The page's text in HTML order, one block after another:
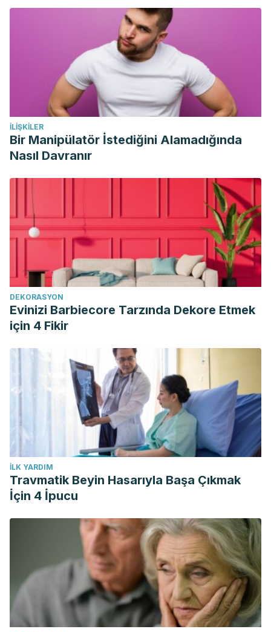
recovery following eccentric exercise-induced muscle
damage. Am J Physiol Regul Integr Comp Physiol. 2007
Jun;292(6):R2168-73.
Ghasemzadeh Rahbardar M, Hosseinzadeh H. Therapeutic
effects of rosemary (
Rosmarinus officinalisL.) and its active
constituents on nervous system disorders. Iran J Basic Med
Sci. 2020 Sep;23(9):1100-1112.
Meamarbashi A, Rajabi A. Preventive effects of 10-day
supplementation with saffron and indomethacin on the
Mehmood MH, Munir S, Khalid UA, Asrar M, Gilani AH.
Antidiarrhoeal, antisecretory and antispasmodic activities of
Matricaria chamomilla are mediated predominantly through
K(+)-channels activation. BMC Complement Altern Med.
2015 Mar 24;15:75.
Park CH, Kwak YS, Seo HK, Kim HY. Assessing the Values
of Blueberries Intake on Exercise Performance, TAS, and
Inflammatory Factors. Iran J Public Health. 2018
Poma A, Fontecchio G, Carlucci G, Chichiriccò G. Anti-
inflammatory properties of drugs from saffron crocus.
Antiinflamm Antiallergy Agents Med Chem. 2012;11(1):37-51.
Su QS, Tian Y, Zhang JG, Zhang H. Effects of allicin
supplementation on plasma markers of exercise-induced
muscle damage, IL-6 and antioxidant capacity. Eur J Appl
Physiol. 2008 Jun;103(3):275-83.
Trombold JR, Reinfeld AS, Casler JR, Coyle EF. The effect
of pomegranate juice supplementation on strength and
soreness after eccentric exercise. J Strength Cond Res.
2011 Jul;25(7):1782-8.
İLIŞKILER
Bir Manipülatör İstediğini Alamadığında
Nasıl Davranır
DEKORASYON
Evinizi Barbiecore Tarzında Dekore Etmek
için 4 Fikir
İLK YARDIM
Travmatik Beyin Hasarıyla Başa Çıkmak
İçin 4 İpucu